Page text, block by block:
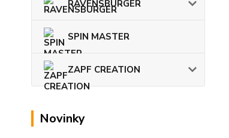
RAVENSBURGER
SPIN MASTER
ZAPF CREATION
Novinky